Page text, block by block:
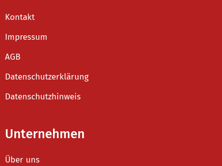
Kontakt
Impressum
AGB
Datenschutzerklärung
Datenschutzhinweis
Unternehmen
Über uns